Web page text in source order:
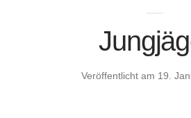
Veröffentlicht am 19.